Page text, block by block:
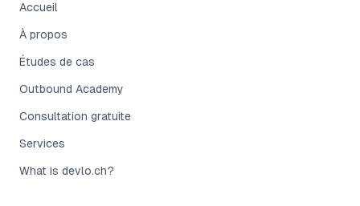
Accueil
À propos
Études de cas
Outbound Academy
Consultation gratuite
Services
What is devlo.ch?